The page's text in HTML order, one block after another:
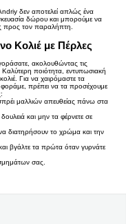
δεν αποτελεί απλώς ένα
δώρου και μπορούμε να
προς τον παραλήπτη.
Κολιέ με Πέρλες
ακολουθώντας τις
ποιότητα, εντυπωσιακή
Για να χαιρόμαστε τα
πρέπει να τα προσέχουμε
μαλλιών απευθείας πάνω στα
και μην τα φέρνετε σε
διατηρήσουν το χρώμα και την
βγάλτε τα πρώτα όταν γυρνάτε
σας.